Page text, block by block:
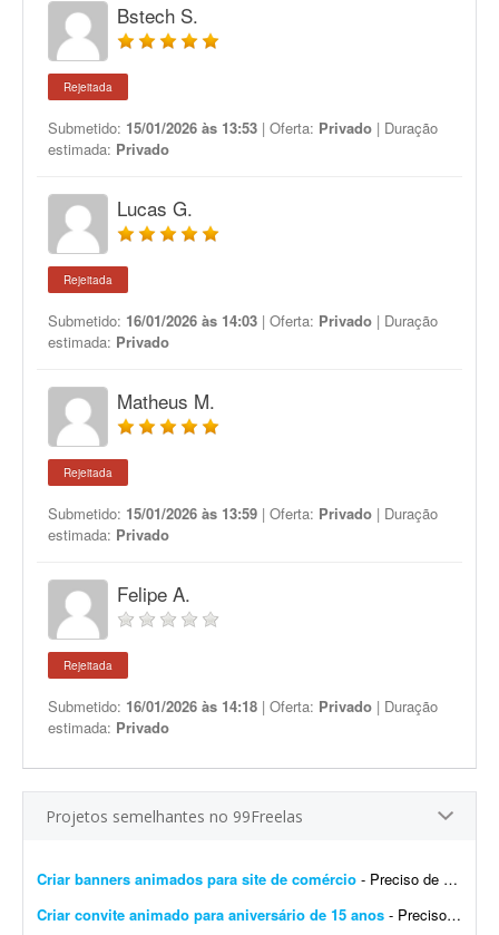
Bstech S.
Rejeitada
Submetido: 15/01/2026 às 13:53 | Oferta: Privado | Duração
estimada: Privado
Lucas G.
Rejeitada
Submetido: 16/01/2026 às 14:03 | Oferta: Privado | Duração
estimada: Privado
Matheus M.
Rejeitada
Submetido: 15/01/2026 às 13:59 | Oferta: Privado | Duração
estimada: Privado
Felipe A.
Rejeitada
Submetido: 16/01/2026 às 14:18 | Oferta: Privado | Duração
estimada: Privado
Projetos semelhantes no 99Freelas
Criar banners animados para site de comércio - Preciso de um profissional para criar banners animados para o meu site de comércio: www.ikariacomercio.com.br. Os banners serão utilizados no site para divulgar produtos, ofertas e c...
Criar convite animado para aniversário de 15 anos - Preciso do material até amanhã às 12h. As inspirações são as seguintes: - https://vt.tiktok.com/ZS49N9UdG/ - https://vt.tiktok.com/ZS49NsGdu/ - https://vt...